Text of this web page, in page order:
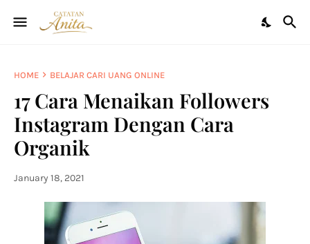
HOME BELAJAR CARI UANG ONLINE
17 Cara Menaikan Followers
Instagram Dengan Cara
Organik
January 18, 2021